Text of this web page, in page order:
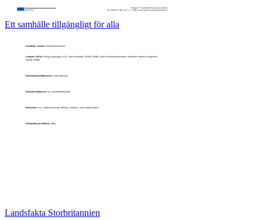
Ett samhälle tillgängligt för alla
Landsfakta Storbritannien